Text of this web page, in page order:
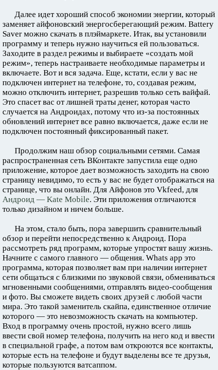
Далее идет хороший способ экономии энергии, который
заменяет айфоновский энергосберегающий режим. Battery
Saver можно скачать в плэймаркете. Итак, вы установили
программу и теперь нужно научиться ей пользоваться.
Заходите в раздел режимы и выбираете «создать мой
режим», теперь настраиваете необходимые параметры и
включаете. Вот и вся задача. Еще, кстати, если у вас не
подключен интернет на телефоне, то, создавая режим,
можно отключить интернет, разрешив только сеть вайфай.
Это спасет вас от лишней траты денег, которая часто
случается на Андроидах, потому что из-за постоянных
обновлений интернет все равно включается, даже если не
подключен постоянный фиксированный пакет.
Продолжим наш обзор социальными сетями. Самая
распространенная сеть ВКонтакте запустила еще одно
приложение, которое дает возможность заходить на свою
страницу невидимо, то есть у вас не будет отображаться на
странице, что вы онлайн. Для Айфонов это Vkfeed, для
Андроид — Kate Mobile. Эти приложения отличаются
только дизайном и ничем больше.
На этом, стало быть, пора завершить сравнительный
обзор и перейти непосредственно к Андроид. Пора
рассмотреть ряд программ, которые упростят вашу жизнь.
Начните с самого главного — общения. Whats app это
программа, которая позволяет вам при наличии интернет
сети общаться с близкими по звуковой связи, обмениваться
мгновенными сообщениями, отправлять видео-сообщения
и фото. Вы сможете видеть своих друзей с любой части
мира. Это такой заменитель скайпа, единственное отличие
которого — это невозможность скачать на компьютер.
Вход в программу очень простой, нужно всего лишь
ввести свой номер телефона, получить на него код и ввести
в специальной графе, а потом вам откроются все контакты,
которые есть на телефоне и будут выделены все те друзья,
которые пользуются ватсаппом.